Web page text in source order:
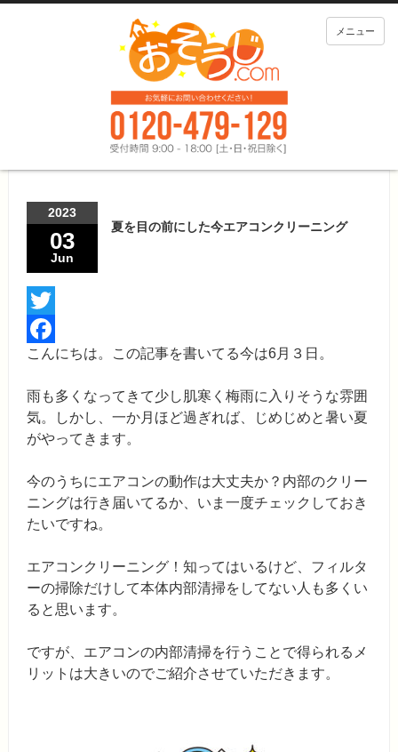
メニュー
2023
03
Jun
夏を目の前にした今エアコンクリーニング
Twitter
Facebook
こんにちは。この記事を書いてる今は6月３日。
雨も多くなってきて少し肌寒く梅雨に入りそうな雰囲
気。しかし、一か月ほど過ぎれば、じめじめと暑い夏
がやってきます。
今のうちにエアコンの動作は大丈夫か？内部のクリー
ニングは行き届いてるか、いま一度チェックしておき
たいですね。
エアコンクリーニング！知ってはいるけど、フィルタ
ーの掃除だけして本体内部清掃をしてない人も多くい
ると思います。
ですが、エアコンの内部清掃を行うことで得られるメ
リットは大きいのでご紹介させていただきます。